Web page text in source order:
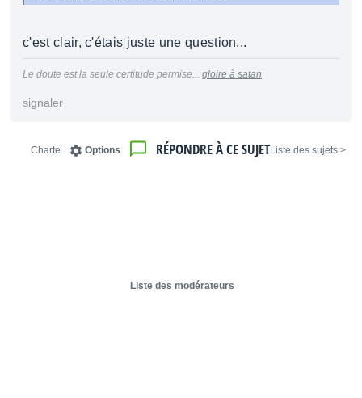
c'est clair, c'étais juste une question...
Le doute est la seule certitude permise... gloire à satan
signaler
< Liste des sujets
RÉPONDRE À CE SUJET
Options
Charte
Liste des modérateurs